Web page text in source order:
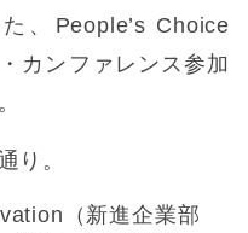
、People’s Choice
カンファレンス参加
り。
（新進企業部